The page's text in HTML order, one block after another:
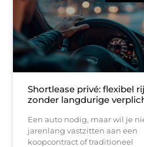
Shortlease privé: flexibel
zonder langdurige
Een auto nodig, maar wil je
jarenlang vastzitten aan een
koopcontract of traditioneel